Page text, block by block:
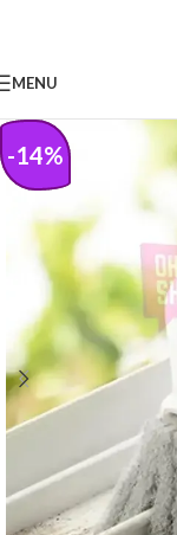
MENU
-14%